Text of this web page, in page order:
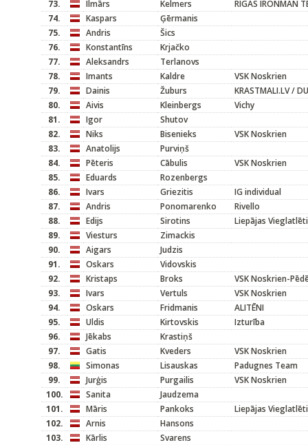
73.
Ilmārs Kelmers
RIGAS IRONMAN
74.
Kaspars
Ģērmanis
75.
Andris
Šics
76.
Konstantīns
Krjačko
77.
Aleksandrs
Terlanovs
78.
Imants Kaldre
VSK Noskrien
79.
Dainis Žuburs
KRASTMALI.LV /
80.
Aivis Kleinbergs
Vichy
81.
Igor
Shutov
82.
Niks Bisenieks
VSK Noskrien
83.
Anatolijs
Purviņš
84.
Pēteris Cābulis
VSK Noskrien
85.
Eduards
Rozenbergs
86.
Ivars Griezitis
IG individual
87.
Andris Ponomarenko
Rivello
88.
Edijs Sirotins
Liepājas
89.
Viesturs
Zimackis
90.
Aigars
Judzis
91.
Oskars
Vidovskis
92.
Kristaps Broks
VSK Noskrien-
93.
Ivars Vertuls
VSK Noskrien
94.
Oskars Fridmanis
ALITĒNI
95.
Uldis Kirtovskis
Izturība
96.
Jēkabs
Krastiņš
97.
Gatis Kveders
VSK Noskrien
98.
Simonas Lisauskas
Padugnes Team
99.
Jurģis Purgailis
VSK Noskrien
100.
Sanita
Jaudzema
101.
Māris Pankoks
Liepājas
102.
Arnis
Hansons
103.
Kārlis
Svarens